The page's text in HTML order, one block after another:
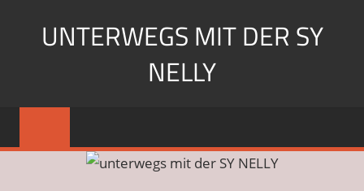
UNTERWEGS MIT DER SY
NELLY
Segeln